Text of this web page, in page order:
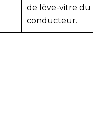
de lève-vitre du
conducteur.